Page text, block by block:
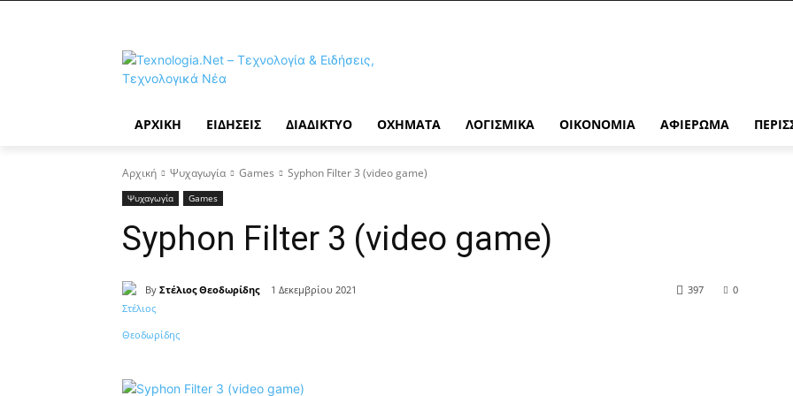
ΑΡΧΙΚΉ ΕΙΔΉΣΕΙΣ ΔΙΑΔΊΚΤΥΟ ΟΧΉΜΑΤΑ ΛΟΓΙΣΜΙΚΆ ΟΙΚΟΝΟΜΊΑ ΑΦΙΈΡΩΜΑ
Αρχική Ψυχαγωγία Games Syphon Filter 3 (video game)
Ψυχαγωγία Games
Syphon Filter 3 (video game)
By Στέλιος Θεοδωρίδης 1 Δεκεμβρίου 2021 0
397
Κοινοποίηση